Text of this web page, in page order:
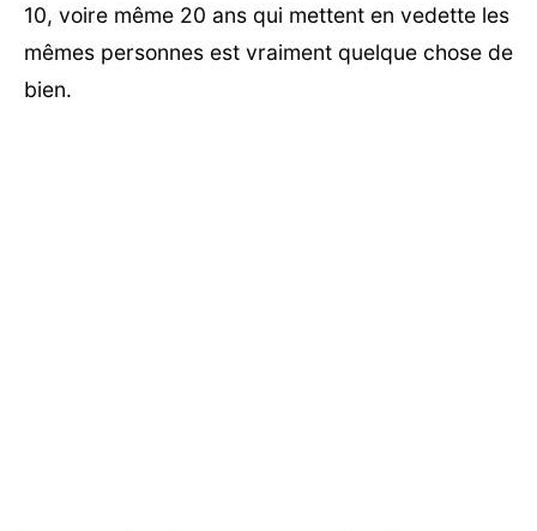
10, voire même 20 ans qui mettent en vedette les
mêmes personnes est vraiment quelque chose de
bien.